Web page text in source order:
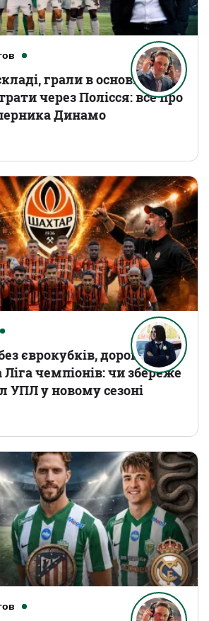
грали в основному
через Полісся: все про
Динамо
єврокубків, дорогі
чемпіонів: чи збереже
УПЛ у новому сезоні